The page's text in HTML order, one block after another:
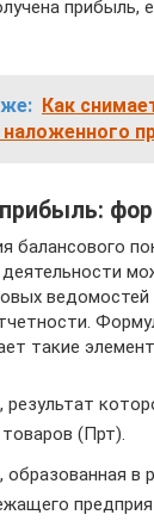
прибыль,
Как
балансового
деятельности
ведомостей
такие
(Прт).
в